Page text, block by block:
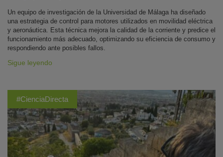
Un equipo de investigación de la Universidad de Málaga ha diseñado
una estrategia de control para motores utilizados en movilidad eléctrica
y aeronáutica. Esta técnica mejora la calidad de la corriente y predice el
funcionamiento más adecuado, optimizando su eficiencia de consumo y
respondiendo ante posibles fallos.
Sigue leyendo
#CienciaDirecta